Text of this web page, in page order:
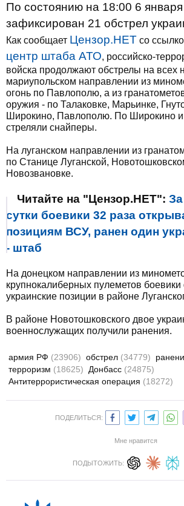
По состоянию на 18:00 6
зафиксирован 21 обстрел
Как сообщает Цензор.НЕТ со
центр штаба АТО, российско-
войска продолжают обстрелы на всех
мариупольском направлении из
огонь по Павлополю, а из
оружия - по Талаковке, Марьинке,
Широкино, Павлополю. По Широкино и
стреляли снайперы.
На луганском направлении из
по Станице Луганской,
Новозвановке.
Читайте на "Цензор.НЕТ":
сутки боевики 32 раза
позициям ВСУ, ранен один
- штаб
На донецком направлении из
крупнокалиберных пулеметов боевики
украинские позиции в районе
В районе Новотошковского двое
военнослужащих получили ранения.
армия РФ (23906) обстрел (34779)
терроризм (18625) Донбасс (24875)
Антитеррористическая операция (18272)
ПОДЕЛИТЬСЯ:
Мне нравится
ПОДЫТОЖИТЬ: